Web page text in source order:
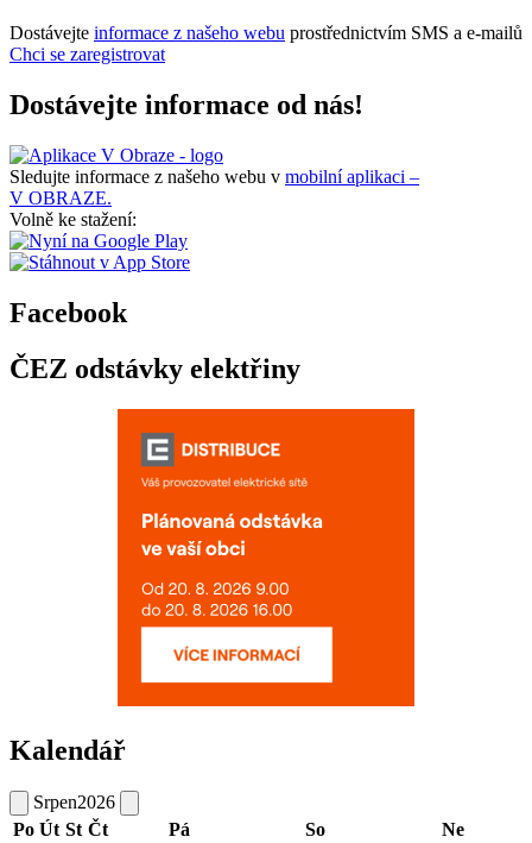
Dostávejte informace z našeho webu prostřednictvím SMS a e-mailů
Chci se zaregistrovat
Dostávejte informace od nás!
Sledujte informace z našeho webu v mobilní aplikaci –
V OBRAZE.
Volně ke stažení:
Facebook
ČEZ odstávky elektřiny
Kalendář
Srpen2026
Po Út St Čt Pá So
Ne